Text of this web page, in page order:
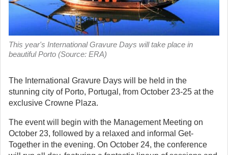
This year's International Gravure Days will take place in
beautiful Porto (Source: ERA)
The International Gravure Days will be held in the
stunning city of Porto, Portugal, from October 23-25 at the
exclusive Crowne Plaza.
The event will begin with the Management Meeting on
October 23, followed by a relaxed and informal Get-
Together in the evening. On October 24, the conference